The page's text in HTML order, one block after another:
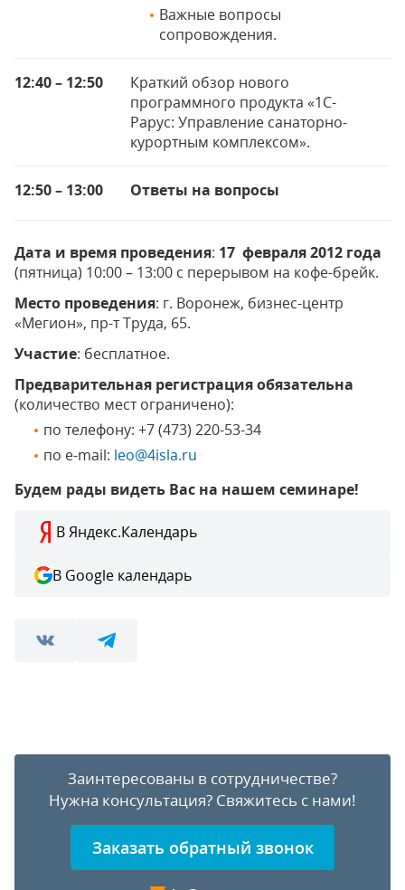
Важные вопросы
сопровождения.
12:40 – 12:50
Краткий обзор нового
программного продукта «1С-
Рарус: Управление санаторно-
курортным комплексом».
12:50 – 13:00 Ответы на вопросы
Дата и время проведения: 17 февраля 2012 года
(пятница) 10:00 – 13:00 с перерывом на кофе-брейк.
Место проведения: г. Воронеж, бизнес-центр
«Мегион», пр-т Труда, 65.
Участие: бесплатное.
Предварительная регистрация обязательна
(количество мест ограничено):
по телефону: +7 (473) 220-53-34
по e-mail: leo@4isla.ru
Будем рады видеть Вас на нашем семинаре!
В Яндекс.Календарь
В Google календарь
Заинтересованы в сотрудничестве?
Нужна консультация? Свяжитесь с нами!
Заказать обратный звонок